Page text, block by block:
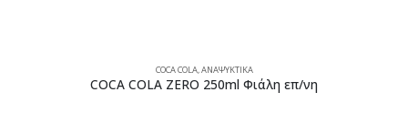
COCA COLA,ΑΝΑΨΥΚΤΙΚΑ
COCA COLA ZERO 250ml Φιάλη επ/νη